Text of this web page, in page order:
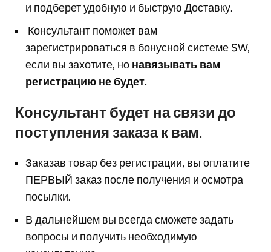
и подберет удобную и быструю Доставку.
Консультант поможет вам
зарегистрироваться в бонусной системе SW,
если вы захотите, но навязывать вам
регистрацию не будет.
Консультант будет на связи до
поступления заказа к вам.
Заказав товар без регистрации, вы оплатите
ПЕРВЫЙ заказ после получения и осмотра
посылки.
В дальнейшем вы всегда сможете задать
вопросы и получить необходимую